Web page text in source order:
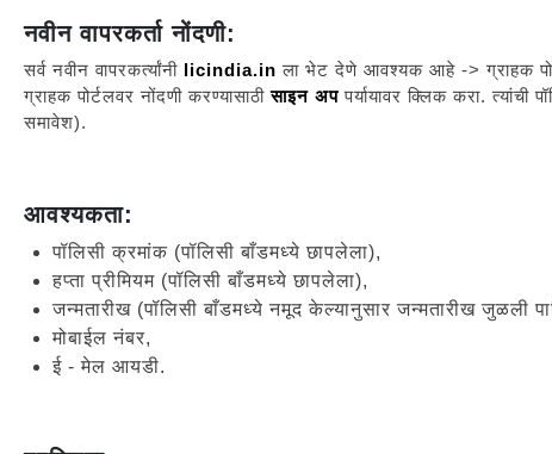
नवीन वापरकर्ता नोंदणी:
सर्व नवीन वापरकर्त्यांनी licindia.inला भेट देणे आवश्यक आहे -> ग्राहक
ग्राहक पोर्टलवर नोंदणी करण्यासाठी साइन अप पर्यायावर क्लिक करा.
समावेश).
आवश्यकता:
पॉलिसी क्रमांक (पॉलिसी बाँडमध्ये छापलेला),
हप्ता प्रीमियम (पॉलिसी बाँडमध्ये छापलेला),
जन्मतारीख (पॉलिसी बाँडमध्ये नमूद केल्यानुसार जन्मतारीख जुळली
मोबाईल नंबर,
ई - मेल आयडी.